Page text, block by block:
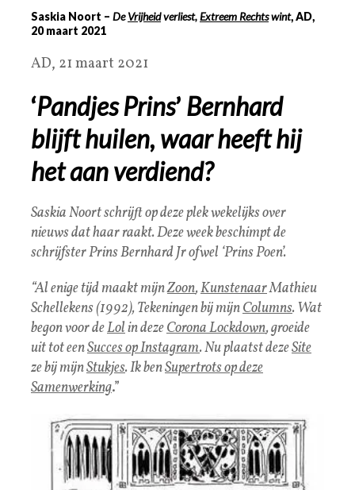
Saskia Noort – DeVrijheidverliest,Extreem Rechtswint, AD,
20 maart 2021
AD, 21 maart 2021
‘Pandjes Prins’ Bernhard
blijft huilen, waar heeft hij
het aan verdiend?
Saskia Noort schrijft op deze plek wekelijks over
nieuws dat haar raakt. Deze week beschimpt de
schrijfster Prins Bernhard Jr ofwel ‘Prins Poen’.
“Al enige tijd maakt mijnZoon,KunstenaarMathieu
Schellekens (1992), Tekeningen bij mijnColumns. Wat
begon voor deLolin dezeCorona Lockdown, groeide
uit tot eenSucces op Instagram. Nu plaatst dezeSite
ze bij mijnStukjes. Ik benSupertrots op deze
Samenwerking.”